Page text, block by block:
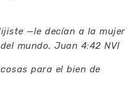
—le decían a la mujer
mundo. Juan 4:42 NVI
para el bien de